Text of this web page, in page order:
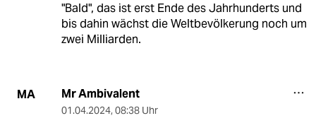
"Bald", das ist erst Ende des Jahrhunderts und
bis dahin wächst die Weltbevölkerung noch um
zwei Milliarden.
MA Mr Ambivalent
01.04.2024, 08:38 Uhr